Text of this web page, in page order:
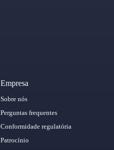
Empresa
Sobre nós
Perguntas frequentes
Conformidade regulatória
Patrocínio